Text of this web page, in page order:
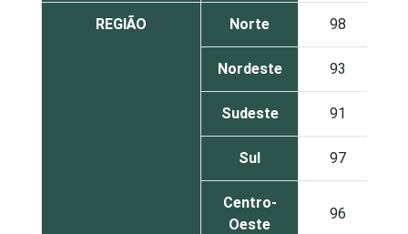
REGIÃO Norte 98
Nordeste 93
Sudeste 91
Sul 97
Centro-
Oeste
96